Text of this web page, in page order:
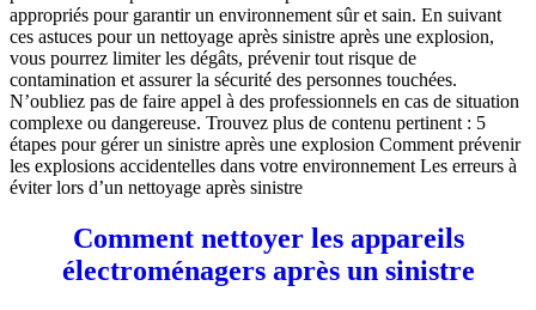
appropriés pour garantir un environnement sûr et sain. En suivant
ces astuces pour un nettoyage après sinistre après une explosion,
vous pourrez limiter les dégâts, prévenir tout risque de
contamination et assurer la sécurité des personnes touchées.
N’oubliez pas de faire appel à des professionnels en cas de situation
complexe ou dangereuse. Trouvez plus de contenu pertinent : 5
étapes pour gérer un sinistre après une explosion Comment prévenir
les explosions accidentelles dans votre environnement Les erreurs à
éviter lors d’un nettoyage après sinistre
Comment nettoyer les appareils
électroménagers après un sinistre